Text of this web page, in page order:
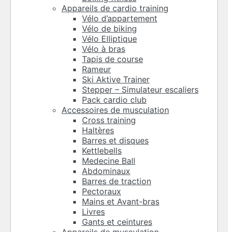
Appareils de cardio training
Vélo d’appartement
Vélo de biking
Vélo Elliptique
Vélo à bras
Tapis de course
Rameur
Ski Aktive Trainer
Stepper – Simulateur escaliers
Pack cardio club
Accessoires de musculation
Cross training
Haltères
Barres et disques
Kettlebells
Medecine Ball
Abdominaux
Barres de traction
Pectoraux
Mains et Avant-bras
Livres
Gants et ceintures